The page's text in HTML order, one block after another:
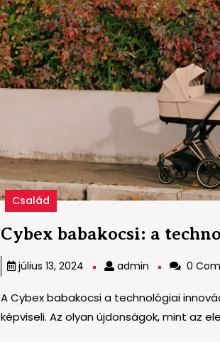
Család
Cybex babakocsi: a
július 13, 2024 admin admin 0
A Cybex babakocsi a technológiai
képviseli. Az olyan újdonságok, mint az